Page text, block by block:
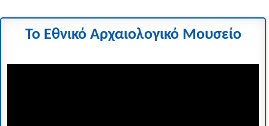
Το Εθνικό Αρχαιολογικό Μουσείο